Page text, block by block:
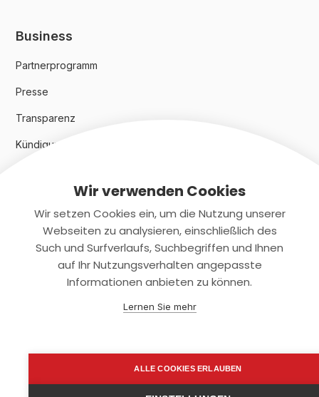
Business
Partnerprogramm
Presse
Transparenz
Kündigungsindex 2024
Rechtliches
Datenschutz
Wir verwenden Cookies
Wir setzen Cookies ein, um die Nutzung unserer
Webseiten zu analysieren, einschließlich des
Such und Surfverlaufs, Suchbegriffen und Ihnen
auf Ihr Nutzungsverhalten angepasste
Informationen anbieten zu können.
Lernen Sie mehr
ALLE COOKIES ERLAUBEN